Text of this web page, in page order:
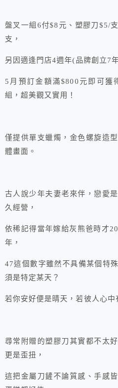
盤叉一組6付$8元、塑膠刀$5/
支，
另因適逢門店4週年(品牌創立7
5月預訂金額滿$800元即可獲
組，超美觀又實用！
僅提供單支蠟燭，金色螺旋造
體畫面。
古人說少年夫妻老來伴，戀愛
久經營，
依稀記得當年嫁給灰熊爸時才
年，
47這個數字雖然不具備某個特
須是特定某天？
若你安好便是晴天，若彼人心中
尋常附贈的塑膠刀其實都不太
更是歪扭，
這把金屬刀鏟不論質感、手感